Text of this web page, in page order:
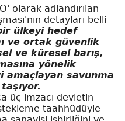
olarak adlandırılan
detayları belli
ülkeyi hedef
ve ortak güvenlik
ve küresel barış,
yönelik
savunma
üç imzacı devletin
taahhüdüyle